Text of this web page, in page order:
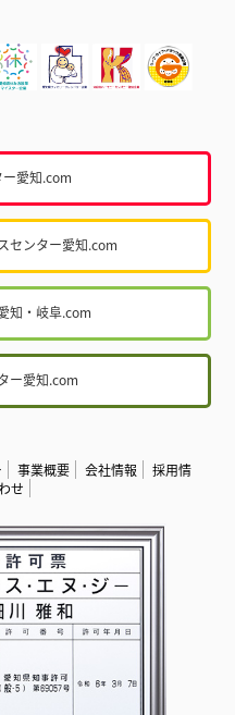
愛知.com
センター愛知.com
知・岐阜.com
ー愛知.com
事業概要 会社情報
採用情
せ